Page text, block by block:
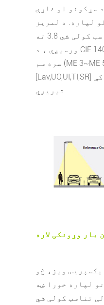
سړکونو او غاړې
لپاره. د لمریز
فاصله لوړوالی تناسب کولی شي 3.8 ته
ورسیږي ، د CIE 140/EN 13201 اړتیا
سره سم (ME 3~ME 5) دا پیرامیټونه
[Lav,UO,UI,TI,SR] په ډیالکس سمولیشن کې
تیریږي
بار وړونکی لاره
ویز، څو
لپاره خورا ښه
تناسب کولی شي